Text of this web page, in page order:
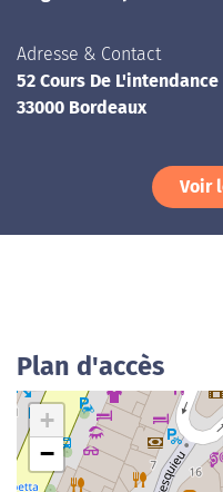
Adresse & Contact
52 Cours De L'intendance
33000 Bordeaux
Voir
Plan d'accès
+
−